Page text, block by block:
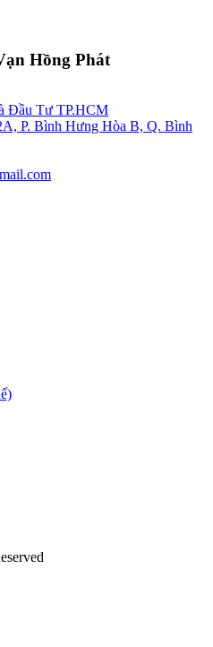
Hồng Phát
Đầu Tư TP.HCM
P. Bình Hưng Hòa B, Q. Bình